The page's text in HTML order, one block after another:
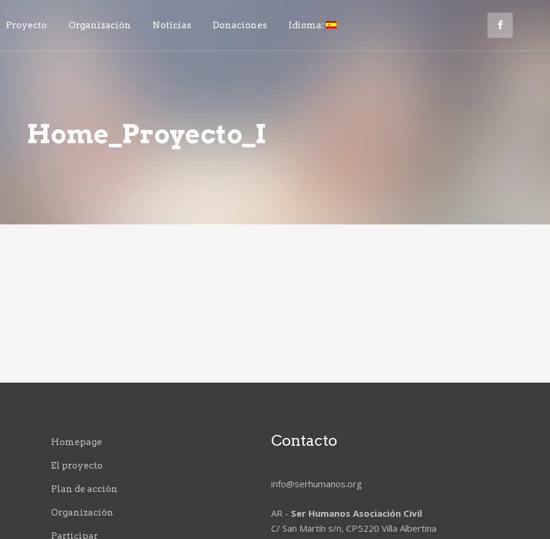
Proyecto Organización Noticias Donaciones Idioma:
Home_Proyecto_I
Homepage
El proyecto
Plan de acción
Organización
Participar
Contacto
info@serhumanos.org
AR - Ser Humanos Asociación Civil
C/ San Martín s/n, CP5220 Villa Albertina